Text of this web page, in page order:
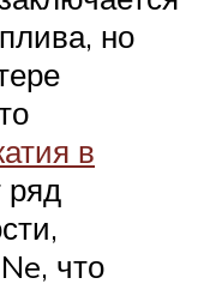
но
в
ряд
что